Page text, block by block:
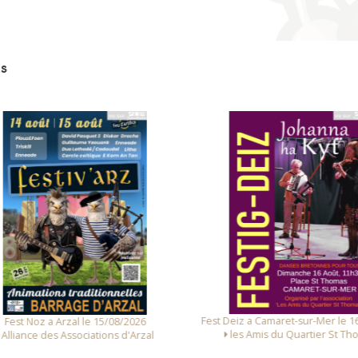
Deiz a Camaret-sur-Mer le 16/08/2026
les Amis du Quartier St Thomas
Fest Noz a Arzal le 14/
Alliance des Associations